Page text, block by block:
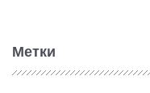
Метки